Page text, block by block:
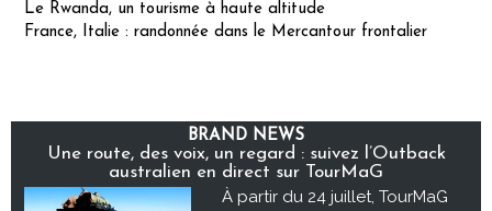
Le Rwanda, un tourisme à haute altitude
France, Italie : randonnée dans le Mercantour frontalier
BRAND NEWS
Une route, des voix, un regard : suivez l’Outback
australien en direct sur TourMaG
À partir du 24 juillet, TourMaG